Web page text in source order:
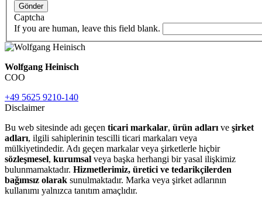
Gönder
Captcha
If you are human, leave this field blank.
Wolfgang Heinisch
COO
+49 5625 9210-140
Disclaimer
Bu web sitesinde adı geçen ticari markalar, ürün adları ve şirket
adları, ilgili sahiplerinin tescilli ticari markaları veya
mülkiyetindedir. Adı geçen markalar veya şirketlerle hiçbir
sözleşmesel, kurumsal veya başka herhangi bir yasal ilişkimiz
bulunmamaktadır. Hizmetlerimiz, üretici ve tedarikçilerden
bağımsız olarak sunulmaktadır. Marka veya şirket adlarının
kullanımı yalnızca tanıtım amaçlıdır.